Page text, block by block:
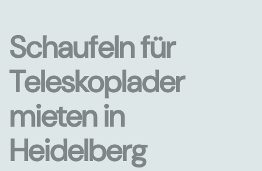
Schaufeln für
Teleskoplader
mieten in
Heidelberg